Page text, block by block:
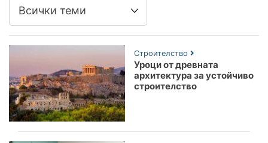
Строителство
Уроци от древната
архитектура за устойчиво
строителство